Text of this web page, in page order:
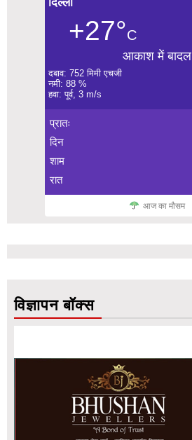
+27°C
आकाश में बादल
दबाव: 752 मिमी एचजी
नमी: 88 %
हवा: पूर्व, 3 m/s
प्रातः
दिन
शाम
रात
आज का मौसम
विज्ञापन बॉक्स